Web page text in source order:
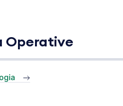
Operative